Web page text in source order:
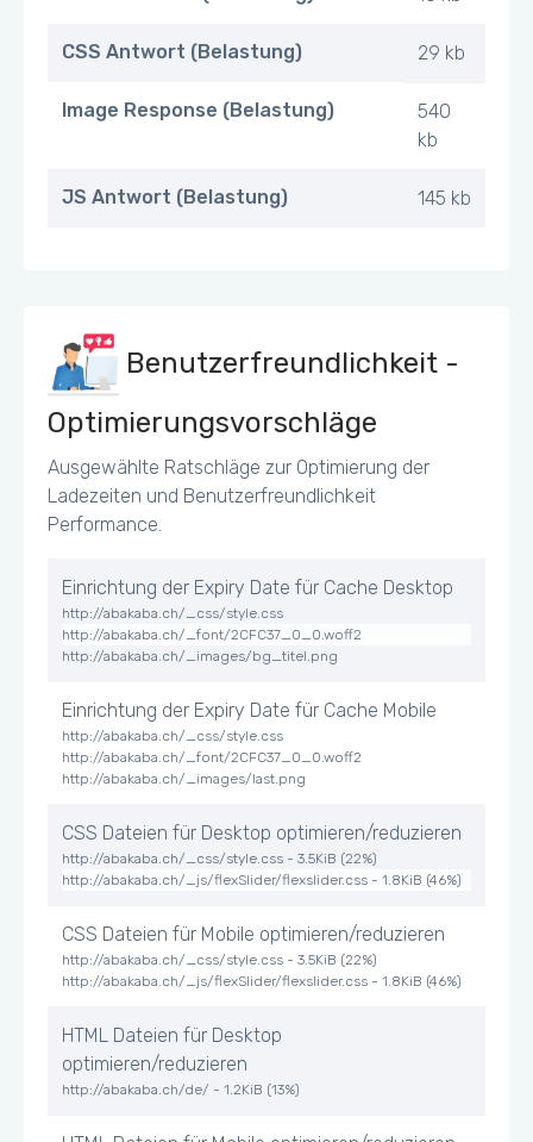
CSS Antwort (Belastung) 29 kb
Image Response (Belastung)
540
kb
JS Antwort (Belastung) 145 kb
Benutzerfreundlichkeit -
Optimierungsvorschläge
Ausgewählte Ratschläge zur Optimierung der
Ladezeiten und Benutzerfreundlichkeit
Performance.
Einrichtung der Expiry Date für Cache Desktop
http://abakaba.ch/_css/style.css
http://abakaba.ch/_font/2CFC37_0_0.woff2
http://abakaba.ch/_images/bg_titel.png
Einrichtung der Expiry Date für Cache Mobile
http://abakaba.ch/_css/style.css
http://abakaba.ch/_font/2CFC37_0_0.woff2
http://abakaba.ch/_images/last.png
CSS Dateien für Desktop optimieren/reduzieren
http://abakaba.ch/_css/style.css - 3.5KiB (22%)
http://abakaba.ch/_js/flexSlider/flexslider.css - 1.8KiB (46%)
CSS Dateien für Mobile optimieren/reduzieren
http://abakaba.ch/_css/style.css - 3.5KiB (22%)
http://abakaba.ch/_js/flexSlider/flexslider.css - 1.8KiB (46%)
HTML Dateien für Desktop
optimieren/reduzieren
http://abakaba.ch/de/ - 1.2KiB (13%)